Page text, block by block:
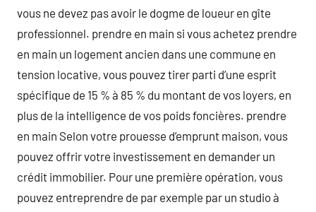
vous ne devez pas avoir le dogme de loueur en gîte
professionnel. prendre en main si vous achetez prendre
en main un logement ancien dans une commune en
tension locative, vous pouvez tirer parti d’une esprit
spécifique de 15 % à 85 % du montant de vos loyers, en
plus de la intelligence de vos poids foncières. prendre
en main Selon votre prouesse d’emprunt maison, vous
pouvez offrir votre investissement en demander un
crédit immobilier. Pour une première opération, vous
pouvez entreprendre de par exemple par un studio à